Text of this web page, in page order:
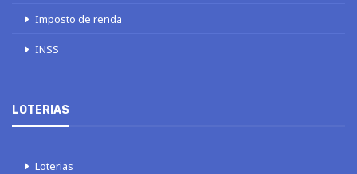
Imposto de renda
INSS
LOTERIAS
Loterias